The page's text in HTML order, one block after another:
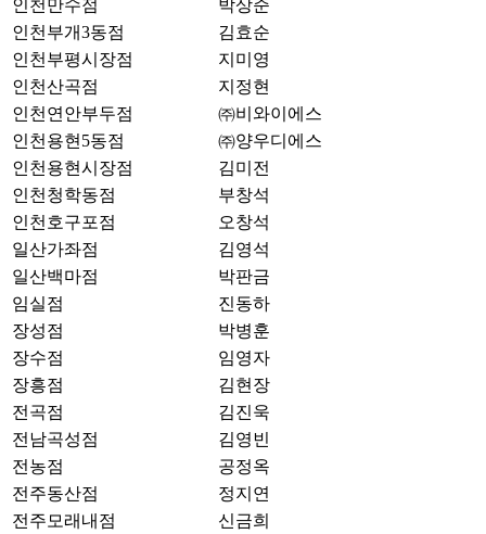
인천만수점
박상준
인천부개3동점
김효순
인천부평시장점
지미영
인천산곡점
지정현
인천연안부두점
㈜비와이에스
인천용현5동점
㈜양우디에스
인천용현시장점
김미전
인천청학동점
부창석
인천호구포점
오창석
일산가좌점
김영석
일산백마점
박판금
임실점
진동하
장성점
박병훈
장수점
임영자
장흥점
김현장
전곡점
김진욱
전남곡성점
김영빈
전농점
공정옥
전주동산점
정지연
전주모래내점
신금희